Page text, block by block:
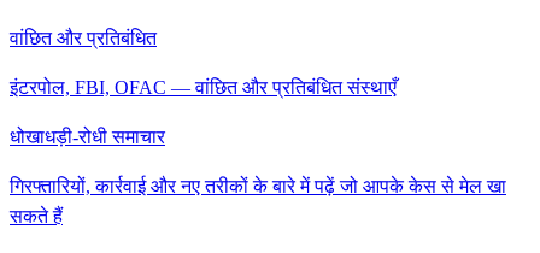
वांछित और प्रतिबंधित
इंटरपोल, FBI, OFAC — वांछित और प्रतिबंधित संस्थाएँ
धोखाधड़ी-रोधी समाचार
गिरफ्तारियों, कार्रवाई और नए तरीकों के बारे में पढ़ें जो आपके केस से मेल खा
सकते हैं